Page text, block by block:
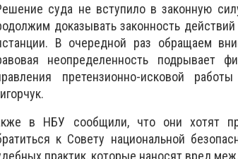
суда не вступило в законную
доказывать законность
В очередной раз обращаем
неопределенность подрывает
претензионно-исковой
в НБУ сообщили, что они хотят
к Совету национальной
практик, которые наносят вред